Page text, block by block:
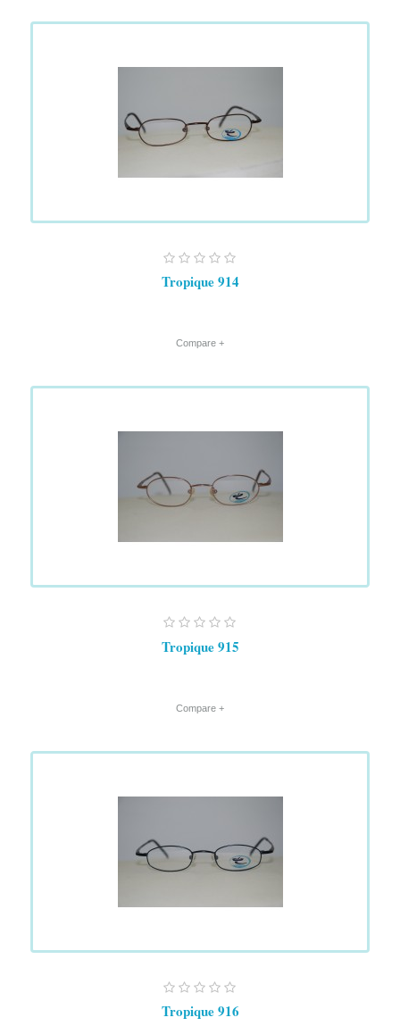
Tropique 914
+ Compare
Tropique 915
+ Compare
Tropique 916